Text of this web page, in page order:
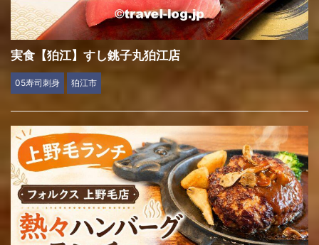
実食【狛江】すし銚子丸狛江店
05寿司刺身 狛江市